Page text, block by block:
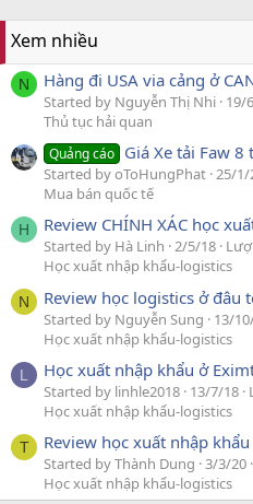
Xem nhiều
N Hàng đi USA via cảng ở
Started by Nguyễn Thị Nhi 19/
Thủ tục hải quan
Quảng cáo Giá Xe tải Faw
Started by oToHungPhat 25/1/
Mua bán quốc tế
H Review CHÍNH XÁC học
Started by Hà Linh 2/5/18
Học xuất nhập khẩu-logistics
N Review học logistics ở đâu
Started by Nguyễn Sung 13/
Học xuất nhập khẩu-logistics
L Học xuất nhập khẩu ở
Started by linhle2018 13/7/18
Học xuất nhập khẩu-logistics
T Review học xuất nhập
Started by Thành Dung 3/3/20
Học xuất nhập khẩu-logistics